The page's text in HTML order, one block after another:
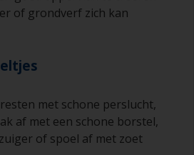
of grondverf zich kan
met schone perslucht,
af met een schone borstel,
of spoel af met zoet